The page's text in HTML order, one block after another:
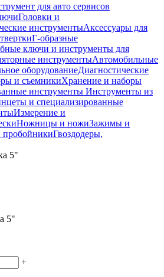
для авто сервисов
Головки и
инструментыАксессуары для
Г-образные
ключи и инструменты для
инструментыАвтомобильные
оборудованиеДиагностические
и съемникиХранение и наборы
инструменты Инструменты из
и специализированные
Измерение и
Ножницы и ножиЗажимы и
пробойникиГвоздодеры,
5"
5"
+